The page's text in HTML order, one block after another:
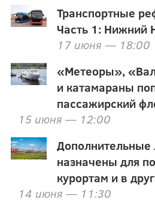
Транспортные
Часть 1: Нижний
17 июня — 18:00
«Метеоры»,
и катамараны
пассажирский
15 июня — 12:00
Дополнительные
назначены для
курортам и в
14 июня — 11:30